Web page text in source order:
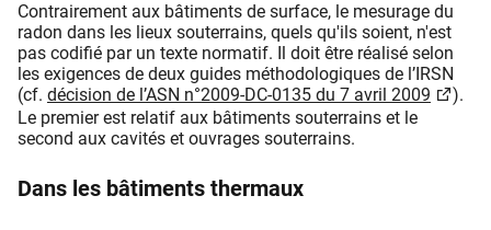
Contrairement aux bâtiments de surface, le mesurage du
radon dans les lieux souterrains, quels qu'ils soient, n'est
pas codifié par un texte normatif. Il doit être réalisé selon
les exigences de deux guides méthodologiques de l’IRSN
(cf. décision de l’ASN n°2009-DC-0135 du 7 avril 2009
).
Le premier est relatif aux bâtiments souterrains et le
second aux cavités et ouvrages souterrains.
Dans les bâtiments thermaux